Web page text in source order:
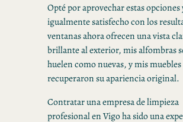
Opté por aprovechar estas opciones
igualmente satisfecho con los
ventanas ahora ofrecen una vista
brillante al exterior, mis alfombras
huelen como nuevas, y mis muebles
recuperaron su apariencia original.
Contratar una empresa de limpieza
profesional en Vigo ha sido una